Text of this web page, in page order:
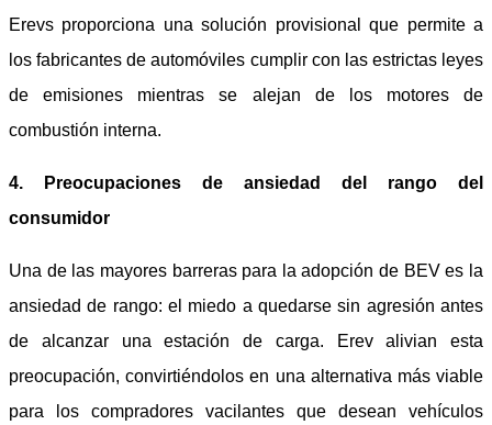
Erevs proporciona una solución provisional que permite a
los fabricantes de automóviles cumplir con las estrictas leyes
de emisiones mientras se alejan de los motores de
combustión interna.
4. Preocupaciones de ansiedad del rango del
consumidor
Una de las mayores barreras para la adopción de BEV es la
ansiedad de rango: el miedo a quedarse sin agresión antes
de alcanzar una estación de carga. Erev alivian esta
preocupación, convirtiéndolos en una alternativa más viable
para los compradores vacilantes que desean vehículos